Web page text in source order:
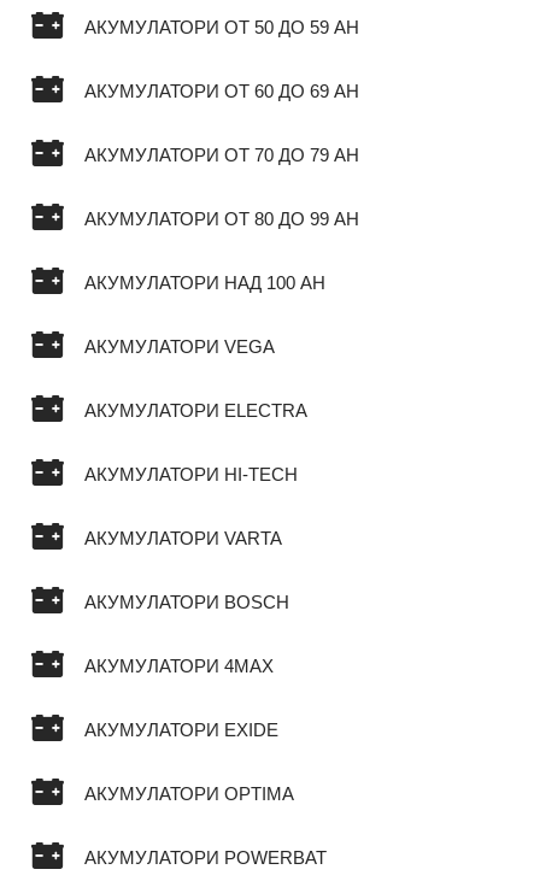
АКУМУЛАТОРИ ОТ 50 ДО 59 AH
АКУМУЛАТОРИ ОТ 60 ДО 69 AH
АКУМУЛАТОРИ ОТ 70 ДО 79 AH
АКУМУЛАТОРИ ОТ 80 ДО 99 AH
АКУМУЛАТОРИ НАД 100 AH
АКУМУЛАТОРИ VEGA
АКУМУЛАТОРИ ELECTRA
АКУМУЛАТОРИ HI-TECH
АКУМУЛАТОРИ VARTA
АКУМУЛАТОРИ BOSCH
АКУМУЛАТОРИ 4MAX
АКУМУЛАТОРИ EXIDE
АКУМУЛАТОРИ OPTIMA
АКУМУЛАТОРИ POWERBAT